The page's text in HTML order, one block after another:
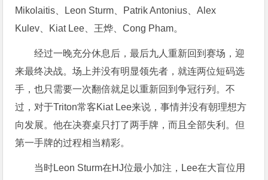
Mikolaitis、Leon Sturm、Patrik Antonius、Alex
Kulev、Kiat Lee、王烨、Cong Pham。
经过一晚充分休息后，最后九人重新回到赛场，迎
来最终决战。场上并没有明显领先者，就连两位短码选
手，也只需要一次翻倍就足以重新回到争冠行列。不
过，对于Triton常客Kiat Lee来说，事情并没有朝理想方
向发展。他在决赛桌只打了两手牌，而且全部失利。但
第一手牌的过程相当精彩。
当时Leon Sturm在HJ位最小加注，Lee在大盲位用